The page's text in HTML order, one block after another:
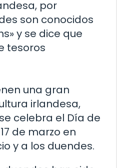
por
son conocidos
y se dice que
tesoros
una gran
irlandesa,
celebra el Día de
de marzo en
y a los duendes.